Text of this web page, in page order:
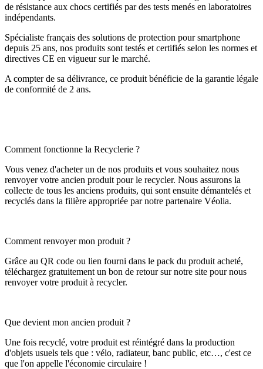
de résistance aux chocs certifiés par des tests menés en laboratoires
indépendants.
Spécialiste français des solutions de protection pour smartphone
depuis 25 ans, nos produits sont testés et certifiés selon les normes et
directives CE en vigueur sur le marché.
A compter de sa délivrance, ce produit bénéficie de la garantie légale
de conformité de 2 ans.
Comment fonctionne la Recyclerie ?
Vous venez d'acheter un de nos produits et vous souhaitez nous
renvoyer votre ancien produit pour le recycler. Nous assurons la
collecte de tous les anciens produits, qui sont ensuite démantelés et
recyclés dans la filière appropriée par notre partenaire Véolia.
Comment renvoyer mon produit ?
Grâce au QR code ou lien fourni dans le pack du produit acheté,
téléchargez gratuitement un bon de retour sur notre site pour nous
renvoyer votre produit à recycler.
Que devient mon ancien produit ?
Une fois recyclé, votre produit est réintégré dans la production
d'objets usuels tels que : vélo, radiateur, banc public, etc…, c'est ce
que l'on appelle l'économie circulaire !